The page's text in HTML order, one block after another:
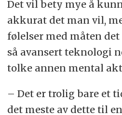
Det vil bety mye å
akkurat det man vil,
følelser med måten
så avansert teknologi
tolke annen mental
– Det er trolig bare et
det meste av dette til